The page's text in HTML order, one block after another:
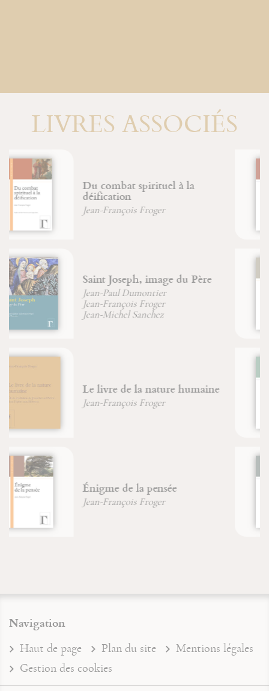
LIVRES ASSOCIÉS
Moïse et Œdipe
Jean-François Froger
D'un Caucase chrétien au
Caucase musulman
Marion Duvauchel
Énigmes & commentaire du
Livre de Jonas
Christian (Père) Wyler
D'un corps à l'autre
Père Jean-Claude Hanus
Navigation
Haut de page Plan du site
Mentions légales
Gestion des cookies